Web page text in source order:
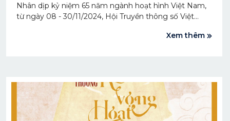
Nhân dịp kỷ niệm 65 năm ngành hoạt hình Việt Nam,
từ ngày 08 - 30/11/2024, Hội Truyền thông số Việt
tế Sconnect (SAMA) và Liên minh Sáng tạo Nội dung
Xem thêm